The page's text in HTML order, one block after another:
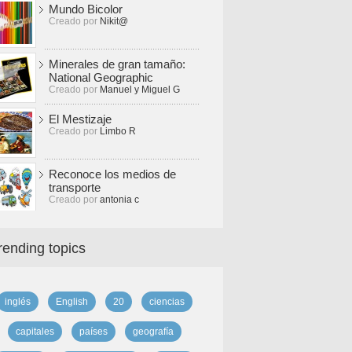
Mundo Bicolor
Creado por Nikit@
Minerales de gran tamaño:
National Geographic
Creado por Manuel y Miguel G
El Mestizaje
Creado por Limbo R
Reconoce los medios de
transporte
Creado por antonia c
topics
inglés English 20 ciencias
capitales países geografía